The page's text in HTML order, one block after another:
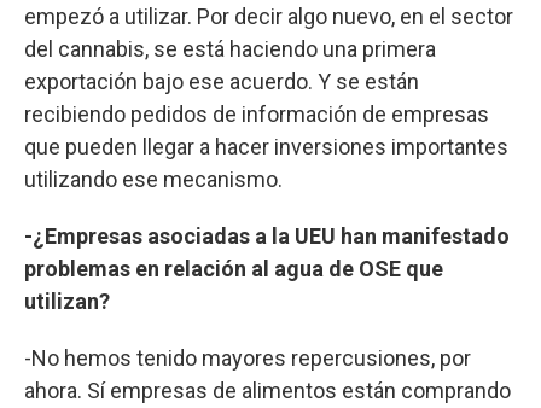
empezó a utilizar. Por decir algo nuevo, en el sector
del cannabis, se está haciendo una primera
exportación bajo ese acuerdo. Y se están
recibiendo pedidos de información de empresas
que pueden llegar a hacer inversiones importantes
utilizando ese mecanismo.
-¿Empresas asociadas a la UEU han manifestado
problemas en relación al agua de OSE que
utilizan?
-No hemos tenido mayores repercusiones, por
ahora. Sí empresas de alimentos están comprando